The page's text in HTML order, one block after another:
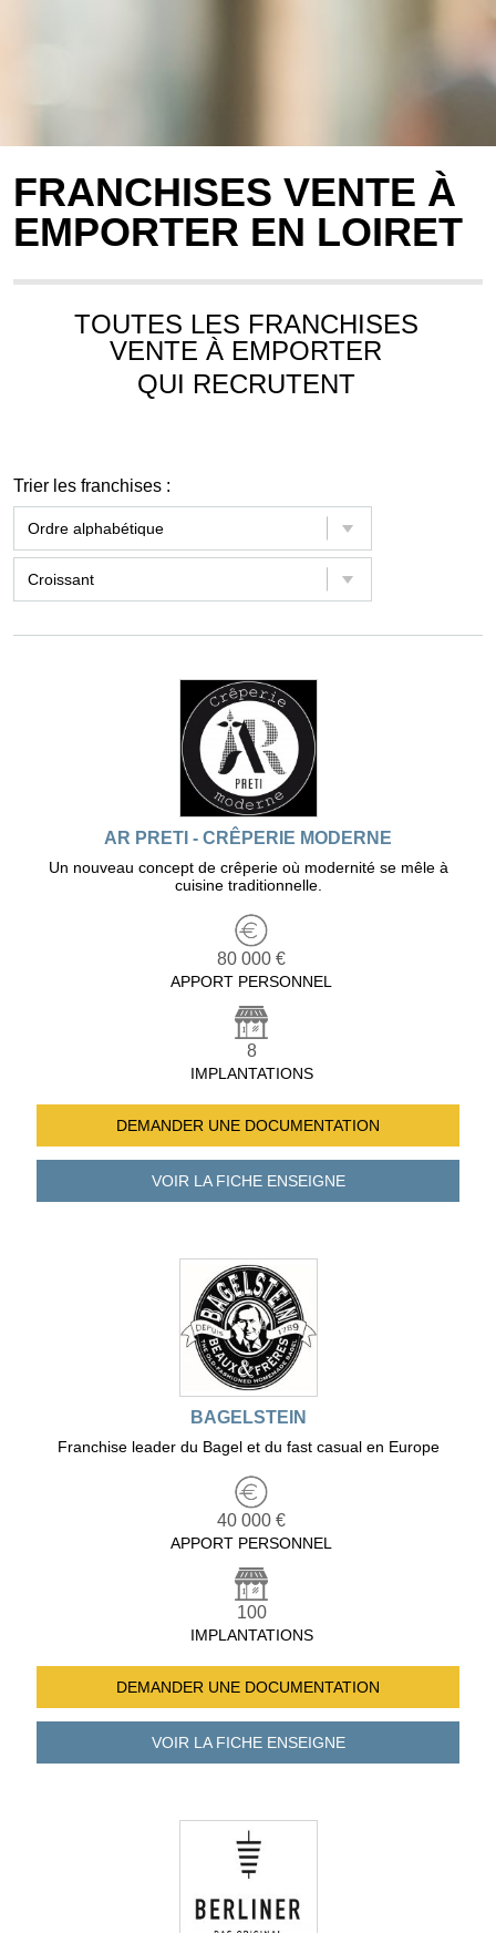
FRANCHISES VENTE À
EMPORTER EN LOIRET
TOUTES LES FRANCHISES
VENTE À EMPORTER
QUI RECRUTENT
Trier les franchises :
AR PRETI - CRÊPERIE MODERNE
Un nouveau concept de crêperie où modernité se mêle à
cuisine traditionnelle.
80 000 €
APPORT PERSONNEL
8
IMPLANTATIONS
DEMANDER UNE DOCUMENTATION
VOIR LA FICHEENSEIGNE
BAGELSTEIN
Franchise leader du Bagel et du fast casual en Europe
40 000 €
APPORT PERSONNEL
100
IMPLANTATIONS
DEMANDER UNE DOCUMENTATION
VOIR LA FICHEENSEIGNE